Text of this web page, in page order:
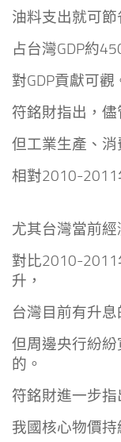
油料支出就可節
占台灣GDP約
對GDP貢獻可觀
符銘財指出，儘
但工業生產、
相對2010-2011
尤其台灣當前經
對比2010-2011
升，
台灣目前有升息
但周邊央行紛
的。
符銘財進一步指
我國核心物價持